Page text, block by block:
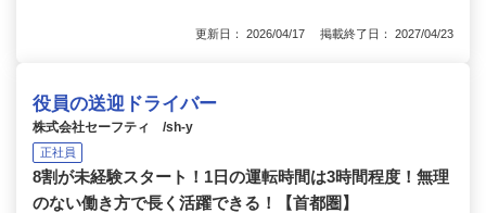
更新日： 2026/04/17 掲載終了日： 2027/04/23
役員の送迎ドライバー
株式会社セーフティ /sh-y
正社員
8割が未経験スタート！1日の運転時間は3時間程度！無理
のない働き方で長く活躍できる！【首都圏】